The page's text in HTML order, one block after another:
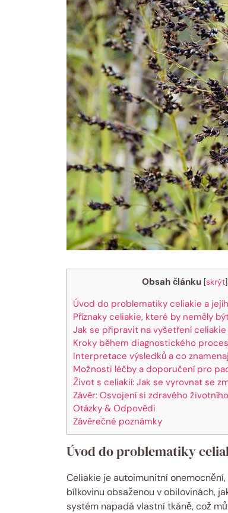
Obsah článku [skrýt]
Úvod do problematiky celiakie a
Příznaky celiakie, které by neměly
Jak se připravit na vyšetření celiakie
Kroky během diagnostického
Interpretace výsledků a co
Možnosti léčby a doporučení pro
Život s celiakií: Jak se vyrovnat se
Závěr: Osvojení si zdravého
Otázky & Odpovědi
Závěrečné poznámky
Úvod do problematiky
Celiakie je autoimunitní
bílkovinu obsaženou v obilovinách,
systém napadá vlastní tkáně, což